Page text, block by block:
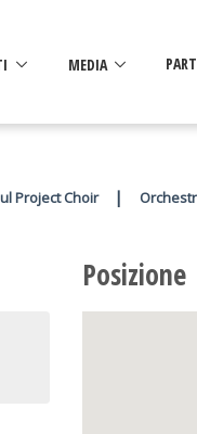
MEDIA
Project Choir |
Posizione